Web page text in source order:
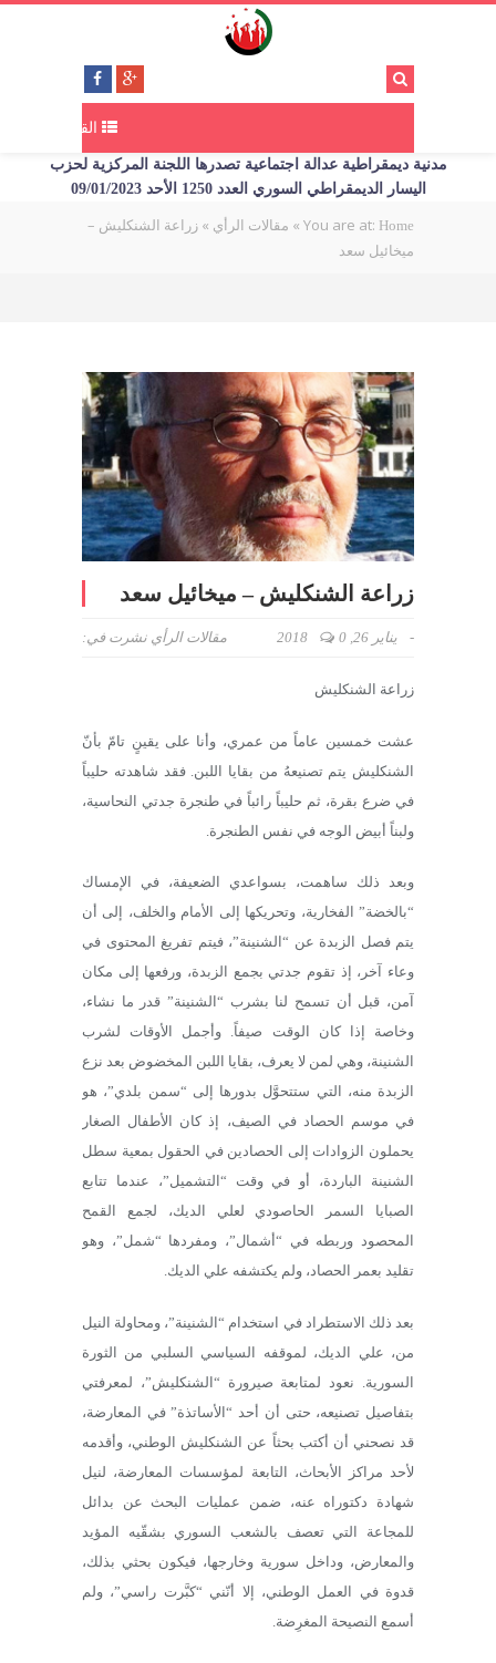
القائمة
مدنية ديمقراطية عدالة اجتماعية تصدرها اللجنة المركزية لحزب
اليسار الديمقراطي السوري العدد 1250 الأحد 09/01/2023
You are at: Home
» مقالات الرأي » زراعة الشنكليش –
ميخائيل سعد
زراعة الشنكليش – ميخائيل سعد
نشرت في: مقالات الرأي - يناير 26, 2018 0
زراعة الشنكليش
عشت خمسين عاماً من عمري، وأنا على يقينٍ تامّ بأنّ
الشنكليش يتم تصنيعهُ من بقايا اللبن. فقد شاهدته حليباً
في ضرع بقرة، ثم حليباً رائباً في طنجرة جدتي النحاسية،
ولبناً أبيض الوجه في نفس الطنجرة.
وبعد ذلك ساهمت، بسواعدي الضعيفة، في الإمساك
“بالخضة” الفخارية، وتحريكها إلى الأمام والخلف، إلى أن
يتم فصل الزبدة عن “الشنينة”، فيتم تفريغ المحتوى في
وعاء آخر، إذ تقوم جدتي بجمع الزبدة، ورفعها إلى مكان
آمن، قبل أن تسمح لنا بشرب “الشنينة” قدر ما نشاء،
وخاصة إذا كان الوقت صيفاً. وأجمل الأوقات لشرب
الشنينة، وهي لمن لا يعرف، بقايا اللبن المخضوض بعد نزع
الزبدة منه، التي ستتحوَّل بدورها إلى “سمن بلدي”، هو
في موسم الحصاد في الصيف، إذ كان الأطفال الصغار
يحملون الزوادات إلى الحصادين في الحقول بمعية سطل
الشنينة الباردة، أو في وقت “التشميل”، عندما تتابع
الصبايا السمر الحاصودي لعلي الديك، لجمع القمح
المحصود وربطه في “أشمال”، ومفردها “شمل”، وهو
تقليد بعمر الحصاد، ولم يكتشفه علي الديك.
بعد ذلك الاستطراد في استخدام “الشنينة”، ومحاولة النيل
من، علي الديك، لموقفه السياسي السلبي من الثورة
السورية. نعود لمتابعة صيرورة “الشنكليش”، لمعرفتي
بتفاصيل تصنيعه، حتى أن أحد “الأساتذة” في المعارضة،
قد نصحني أن أكتب بحثاً عن الشنكليش الوطني، وأقدمه
لأحد مراكز الأبحاث، التابعة لمؤسسات المعارضة، لنيل
شهادة دكتوراه عنه، ضمن عمليات البحث عن بدائل
للمجاعة التي تعصف بالشعب السوري بشقّيه المؤيد
والمعارض، وداخل سورية وخارجها، فيكون بحثي بذلك،
قدوة في العمل الوطني، إلا أنّني “كبَّرت راسي”، ولم
أسمع النصيحة المغرِضة.